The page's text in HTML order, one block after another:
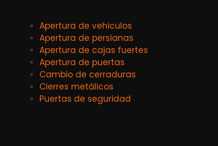
Apertura de vehiculos
Apertura de persianas
Apertura de cajas fuertes
Apertura de puertas
Cambio de cerraduras
Cierres metálicos
Puertas de seguridad